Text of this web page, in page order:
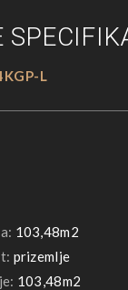
L
103,48m2
prizemlje
103,48m2